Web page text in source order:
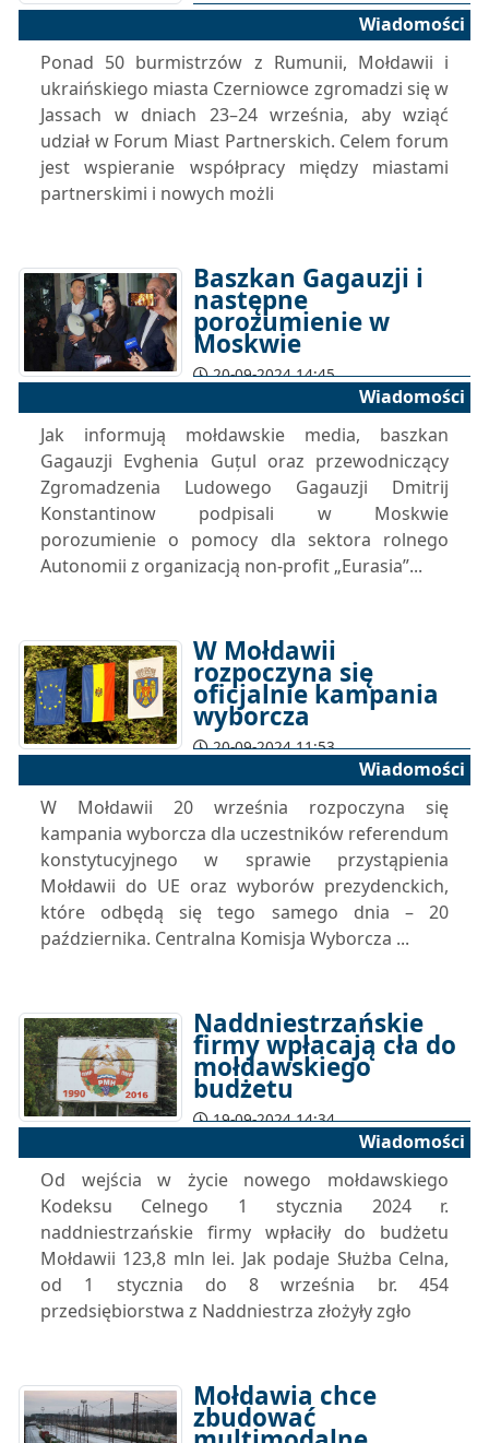
Wiadomości
Ponad 50 burmistrzów z Rumunii, Mołdawii i
ukraińskiego miasta Czerniowce zgromadzi się w
Jassach w dniach 23–24 września, aby wziąć
udział w Forum Miast Partnerskich. Celem forum
jest wspieranie współpracy między miastami
partnerskimi i nowych możli
Baszkan Gagauzji i
następne
porozumienie w
Moskwie
20-09-2024 14:45
Wiadomości
Jak informują mołdawskie media, baszkan
Gagauzji Evghenia Guțul oraz przewodniczący
Zgromadzenia Ludowego Gagauzji Dmitrij
Konstantinow podpisali w Moskwie
porozumienie o pomocy dla sektora rolnego
Autonomii z organizacją non-profit „Eurasia”...
W Mołdawii
rozpoczyna się
oficjalnie kampania
wyborcza
20-09-2024 11:53
Wiadomości
W Mołdawii 20 września rozpoczyna się
kampania wyborcza dla uczestników referendum
konstytucyjnego w sprawie przystąpienia
Mołdawii do UE oraz wyborów prezydenckich,
które odbędą się tego samego dnia – 20
października. Centralna Komisja Wyborcza ...
Naddniestrzańskie
firmy wpłacają cła do
mołdawskiego
budżetu
19-09-2024 14:34
Wiadomości
Od wejścia w życie nowego mołdawskiego
Kodeksu Celnego 1 stycznia 2024 r.
naddniestrzańskie firmy wpłaciły do ​​budżetu
Mołdawii 123,8 mln lei. Jak podaje Służba Celna,
od 1 stycznia do 8 września br. 454
przedsiębiorstwa z Naddniestrza złożyły zgło
Mołdawia chce
zbudować